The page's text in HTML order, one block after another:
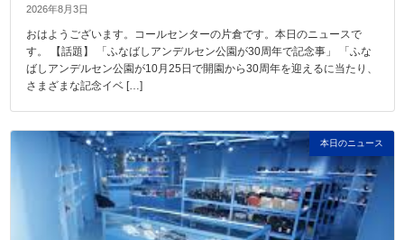
2026年8月3日
おはようございます。コールセンターの片倉です。本日のニュースで
す。 【話題】 「ふなばしアンデルセン公園が30周年で記念事」 「ふな
ばしアンデルセン公園が10月25日で開園から30周年を迎えるに当たり、
さまざまな記念イベ […]
本日のニュース